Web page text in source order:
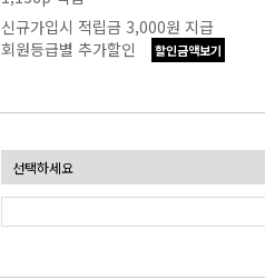
신규가입시 적립금 3,000원 지급
회원등급별 추가할인
할인금액보기